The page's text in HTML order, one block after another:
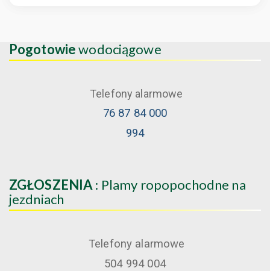
Pogotowiewodociągowe
Telefony alarmowe
76 87 84 000
994
ZGŁOSZENIA : Plamy ropopochodne na
jezdniach
Telefony alarmowe
504 994 004